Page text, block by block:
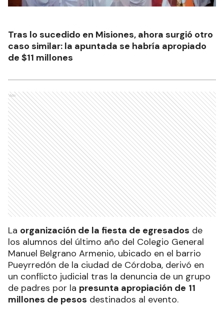
Tras lo sucedido en Misiones, ahora surgió otro
caso similar: la apuntada se habría apropiado
de $11 millones
Ads
La organización de la fiesta de egresados de
los alumnos del último año del Colegio General
Manuel Belgrano Armenio, ubicado en el barrio
Pueyrredón de la ciudad de Córdoba, derivó en
un conflicto judicial tras la denuncia de un grupo
de padres por la presunta apropiación de 11
millones de pesos destinados al evento.